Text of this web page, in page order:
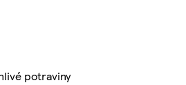
potraviny